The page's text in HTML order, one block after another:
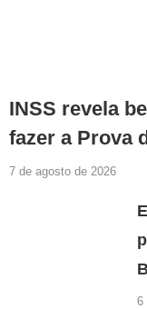
INSS revela
fazer a Prova
7 de agosto de 2026
6